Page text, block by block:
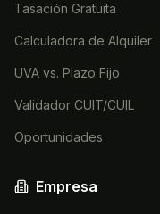
Tasación Gratuita
Calculadora de Alquiler
UVA vs. Plazo Fijo
Validador CUIT/CUIL
Oportunidades
Empresa